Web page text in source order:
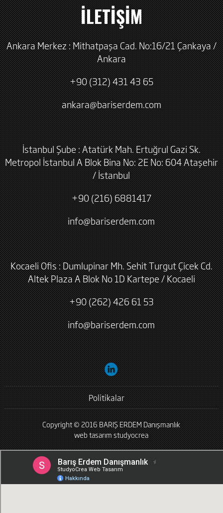
İLETİŞİM
Ankara Merkez : Mithatpaşa Cad. No:16/21 Çankaya /
Ankara
+90 (312) 431 43 65
ankara@bariserdem.com
İstanbul Şube : Atatürk Mah. Ertuğrul Gazi Sk.
Metropol İstanbul A Blok Bina No: 2E No: 604 Ataşehir
/ İstanbul
+90 (216) 6881417
info@bariserdem.com
Kocaeli Ofis : Dumlupinar Mh. Sehit Turgut Çicek Cd.
Altek Plaza A Blok No 1D Kartepe / Kocaeli
+90 (262) 426 61 53
info@bariserdem.com
Politikalar
Copyright © 2016 BARIŞ ERDEM Danışmanlık
web tasarımstudyocrea